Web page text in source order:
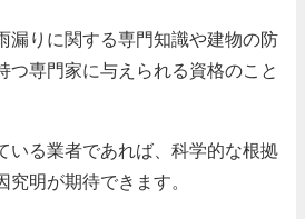
漏りに関する専門知識や建物の防
つ専門家に与えられる資格のこと
いる業者であれば、科学的な根拠
究明が期待できます。